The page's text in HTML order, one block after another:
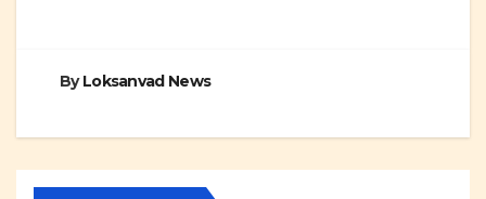
ByLoksanvad News